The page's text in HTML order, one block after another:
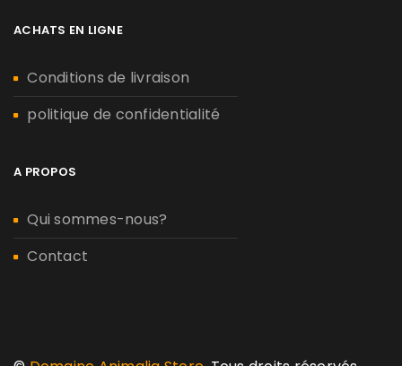
ACHATS EN LIGNE
Conditions de livraison
politique de confidentialité
A PROPOS
Qui sommes-nous?
Contact